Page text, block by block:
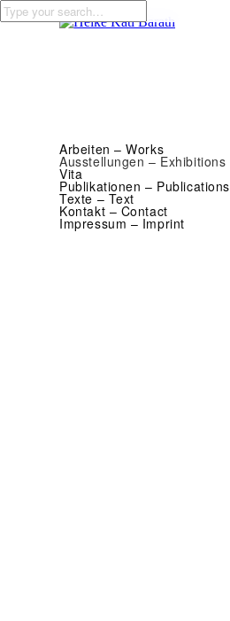
Arbeiten – Works
Ausstellungen – Exhibitions
Vita
Publikationen – Publications
Texte – Text
Kontakt – Contact
Impressum – Imprint